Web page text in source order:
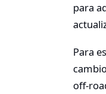
para
Para
off-